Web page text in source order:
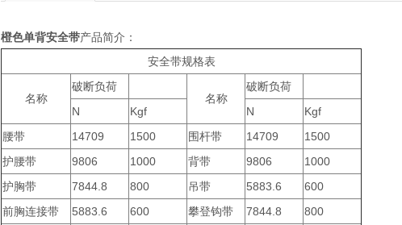
橙色单背安全带产品简介：
安全带规格表
名称
破断负荷
名称
破断负荷
N
Kgf N
Kgf
腰带
14709 1500 围杆带 14709
1500
护腰带
9806 1000 背带 9806
1000
护胸带
7844.8 800 吊带 5883.6
600
前胸连接带
5883.6 600 攀登钩带 7844.8
800